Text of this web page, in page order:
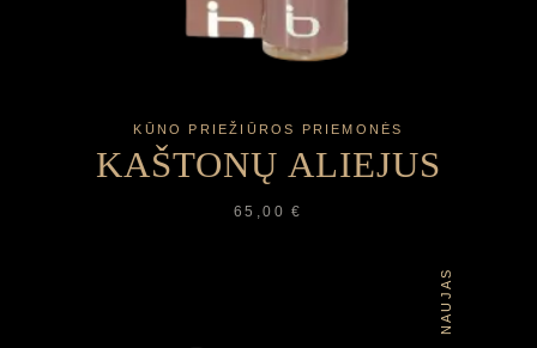
KŪNO PRIEŽIŪROS PRIEMONĖS
KAŠTONŲ ALIEJUS
65,00€
NAUJAS